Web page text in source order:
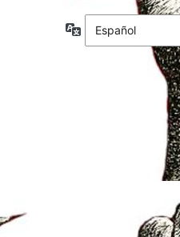
Idioma